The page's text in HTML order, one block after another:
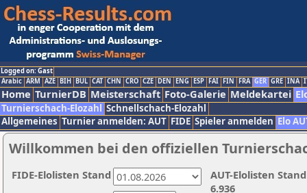
Logged on: Gast
Arabic ARM AZE BIH BUL CAT CHN CRO CZE DEN ENG ESP FAI FIN FRA GER GRE INA
Home TurnierDB Meisterschaft Foto-Galerie Meldekartei
Turnierschach-Elozahl Schnellschach-Elozahl
Allgemeines Turnier anmelden: AUT FIDE Spieler anmelden Elo
Willkommen bei den offiziellen
AUT-Elolisten
6.936
FIDE-Elolisten Stand